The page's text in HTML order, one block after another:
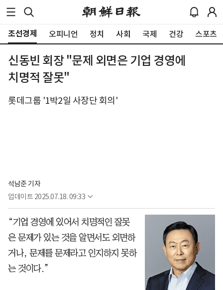
조선경제 오피니언 정치 사회 국제 건강 스포츠
신동빈 회장 "문제 외면은 기업 경영에
치명적 잘못"
롯데그룹 '1박2일 사장단 회의'
석남준 기자
업데이트 2025.07.18. 09:33
“기업 경영에 있어서 치명적인 잘못
은 문제가 있는 것을 알면서도 외면하
거나, 문제를 문제라고 인지하지 못하
는 것이다.”